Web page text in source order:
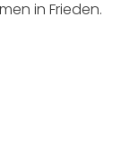
in Frieden.